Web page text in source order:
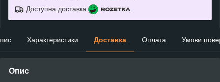
Доступна доставка
Характеристики Доставка Оплата Умови
Опис